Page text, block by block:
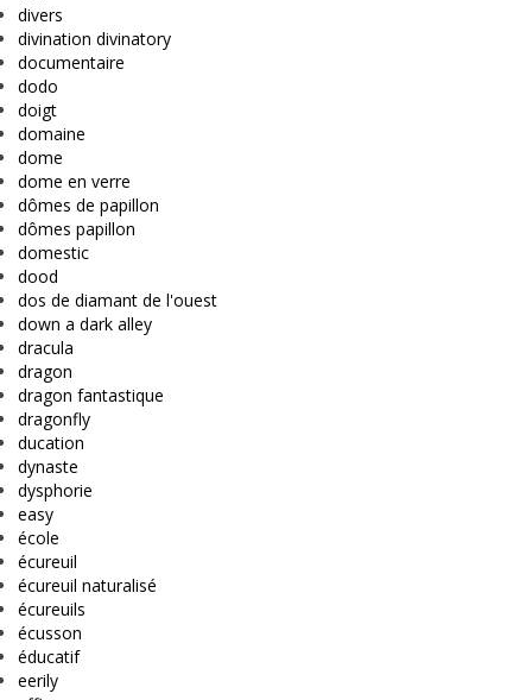
divers
divination divinatory
documentaire
dodo
doigt
domaine
dome
dome en verre
dômes de papillon
dômes papillon
domestic
dood
dos de diamant de l'ouest
down a dark alley
dracula
dragon
dragon fantastique
dragonfly
ducation
dynaste
dysphorie
easy
école
écureuil
écureuil naturalisé
écureuils
écusson
éducatif
eerily